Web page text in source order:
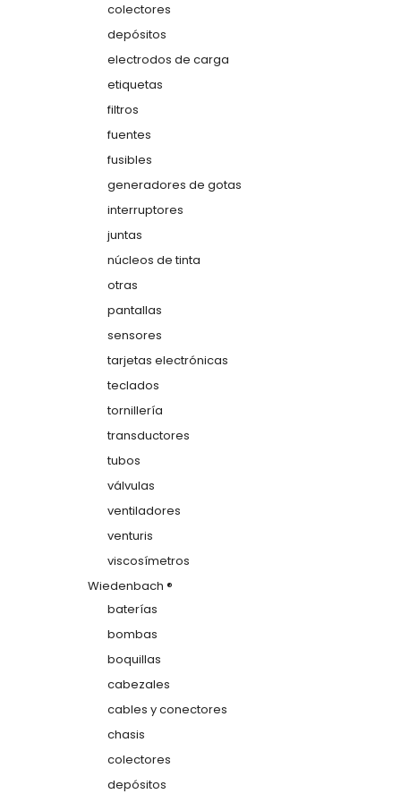
colectores
depósitos
electrodos de carga
etiquetas
filtros
fuentes
fusibles
generadores de gotas
interruptores
juntas
núcleos de tinta
otras
pantallas
sensores
tarjetas electrónicas
teclados
tornillería
transductores
tubos
válvulas
ventiladores
venturis
viscosímetros
Wiedenbach ®
baterías
bombas
boquillas
cabezales
cables y conectores
chasis
colectores
depósitos